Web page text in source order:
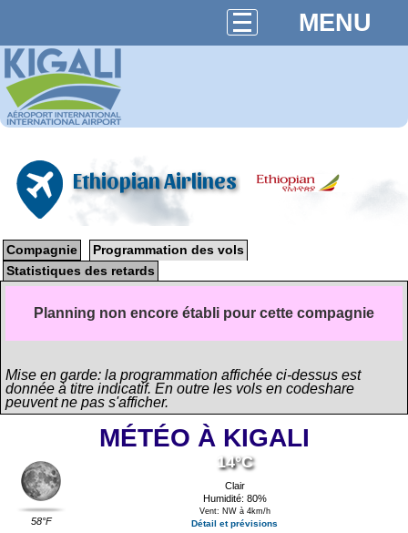
MENU
Ethiopian Airlines
Compagnie
Programmation des vols
Statistiques des retards
Planning non encore établi pour cette compagnie
Mise en garde: la programmation affichée ci-dessus est
donnée à titre indicatif. En outre les vols en codeshare
peuvent ne pas s'afficher.
MÉTÉO À KIGALI
58°F
14°C
Clair
Humidité: 80%
Vent: NW à 4km/h
Détail et prévisions